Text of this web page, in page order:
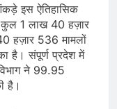
इस ऐतिहासिक
कुल 1 लाख 40 हज़ार
हज़ार 536 मामलों
है। संपूर्ण प्रदेश में
ने 99.95
है।